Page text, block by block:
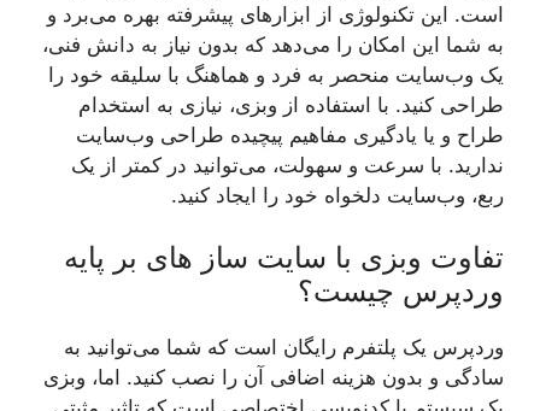
است. این تکنولوژی از ابزارهای پیشرفته بهره می‌برد و
به شما این امکان را می‌دهد که بدون نیاز به دانش فنی،
یک وب‌سایت منحصر به فرد و هماهنگ با سلیقه خود را
طراحی کنید. با استفاده از وبزی، نیازی به استخدام
طراح و یا یادگیری مفاهیم پیچیده طراحی وب‌سایت
ندارید. با سرعت و سهولت، می‌توانید در کمتر از یک
ربع، وب‌سایت دلخواه خود را ایجاد کنید.
تفاوت وبزی با سایت ساز های بر پایه
وردپرس چیست؟
وردپرس یک پلتفرم رایگان است که شما می‌توانید به
سادگی و بدون هزینه اضافی آن را نصب کنید. اما، وبزی